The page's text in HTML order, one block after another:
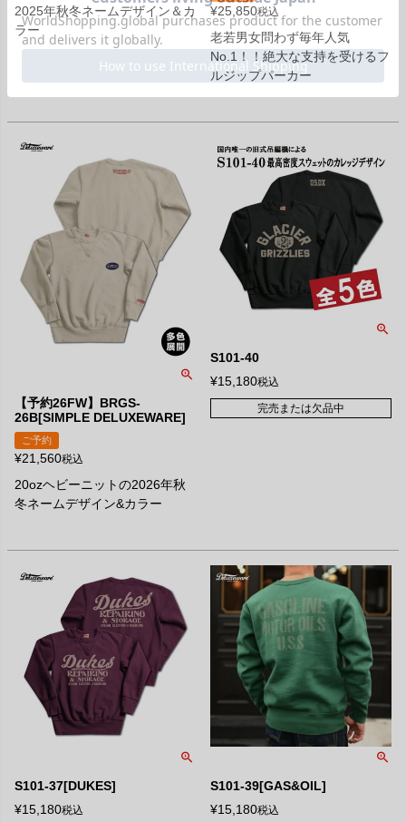
2025年秋冬ネームデザイン＆カ
ラー
¥25,850税込
老若男女問わず毎年人気
No.1！！絶大な支持を受けるフ
ルジップパーカー
【予約26FW】BRGS-
26B[SIMPLE DELUXEWARE]
ご予約
¥21,560税込
20ozヘビーニットの2026年秋
冬ネームデザイン&カラー
S101-40
¥15,180税込
完売または欠品中
S101-37[DUKES]
¥15,180税込
S101-39[GAS&OIL]
¥15,180税込